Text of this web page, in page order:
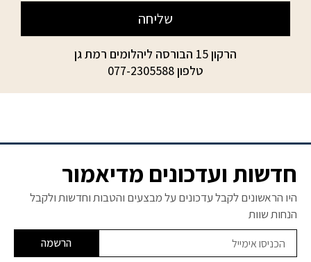
שליחה
הרקון 15 הבורסה ליהלומים רמת גן
טלפון077-2305588
חדשות ועדכונים מדיאמור
היו הראשונים לקבל עדכונים על מבצעים והטבות וחדשות ולקבל
הנחות שוות
הרשמה